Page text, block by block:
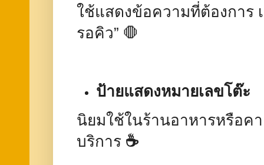
ใช้แสดงข้อความที่ต้องการ
รอคิว” 🛑
ป้ายแสดงหมายเลขโต๊ะ
นิยมใช้ในร้านอาหารหรือค
บริการ ☕